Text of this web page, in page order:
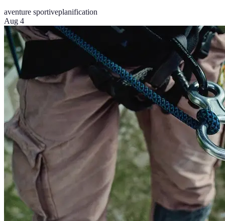
aventure sportiveplanification
Aug 4